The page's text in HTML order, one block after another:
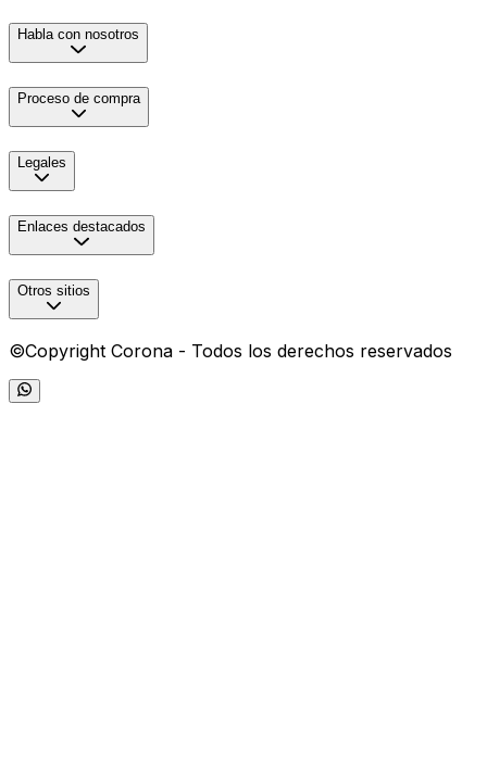
Habla con nosotros
Proceso de compra
Legales
Enlaces destacados
Otros sitios
©Copyright Corona - Todos los derechos reservados